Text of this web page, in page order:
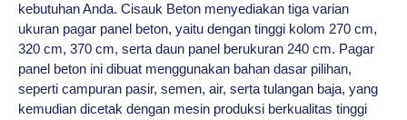
kebutuhan Anda. Cisauk Beton menyediakan tiga varian
ukuran pagar panel beton, yaitu dengan tinggi kolom 270 cm,
320 cm, 370 cm, serta daun panel berukuran 240 cm. Pagar
panel beton ini dibuat menggunakan bahan dasar pilihan,
seperti campuran pasir, semen, air, serta tulangan baja, yang
kemudian dicetak dengan mesin produksi berkualitas tinggi